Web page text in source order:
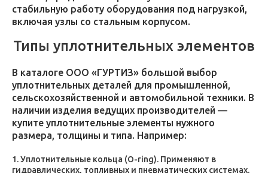
стабильную работу оборудования под нагрузкой,
включая узлы со стальным корпусом.
Типы уплотнительных элементов
В каталоге ООО «ГУРТИЗ» большой выбор
уплотнительных деталей для промышленной,
сельскохозяйственной и автомобильной техники. В
наличии изделия ведущих производителей —
купите уплотнительные элементы нужного
размера, толщины и типа. Например:
Уплотнительные кольца (O-ring). Применяют в
гидравлических, топливных и пневматических системах.